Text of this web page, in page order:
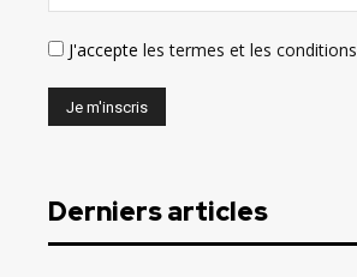
J'accepte les termes et les conditions
Derniers articles